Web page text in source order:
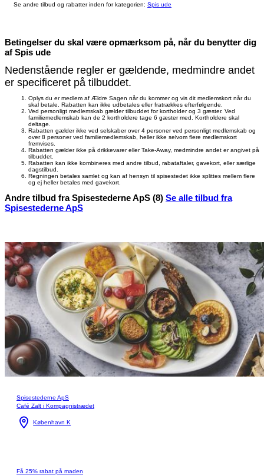
Se andre tilbud og rabatter inden for kategorien: Spis ude
Betingelser du skal være opmærksom på, når du benytter dig
af Spis ude
Nedenstående regler er gældende, medmindre andet
er specificeret på tilbuddet.
Oplys du er medlem af Ældre Sagen når du kommer og vis dit medlemskort når du
skal betale. Rabatten kan ikke udbetales eller fratrækkes efterfølgende.
Ved personligt medlemskab gælder tilbuddet for kortholder og 3 gæster. Ved
familiemedlemskab kan de 2 kortholdere tage 6 gæster med. Kortholdere skal
deltage.
Rabatten gælder ikke ved selskaber over 4 personer ved personligt medlemskab og
over 8 personer ved familiemedlemskab, heller ikke selvom flere medlemskort
fremvises.
Rabatten gælder ikke på drikkevarer eller Take-Away, medmindre andet er angivet på
tilbuddet.
Rabatten kan ikke kombineres med andre tilbud, rabataftaler, gavekort, eller særlige
dagstilbud.
Regningen betales samlet og kan af hensyn til spisestedet ikke splittes mellem flere
og ej heller betales med gavekort.
Andre tilbud fra Spisestederne ApS (8) Se alle tilbud fra
Spisestederne ApS
Spisestederne ApS
Café Zalt i Kompagnistrædet
København K
Få 25% rabat på maden